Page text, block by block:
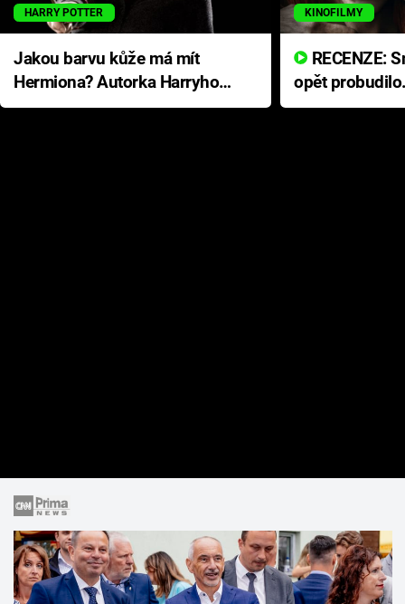
HARRY POTTER
Jakou barvu kůže má mít
Hermiona? Autorka Harryho
Pottera přišla s ráznou
KINOFILMY
opět
přichází s